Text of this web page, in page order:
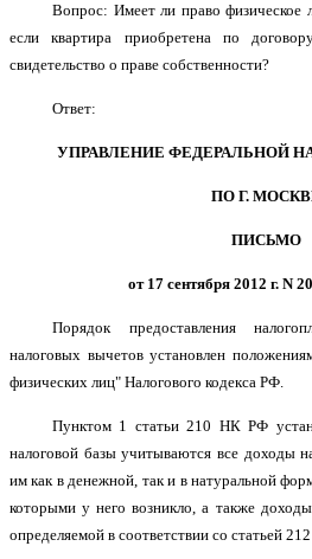
Вопрос: Имеет ли право физическое
если квартира приобретена по
свидетельство о праве собственности?
Ответ:
УПРАВЛЕНИЕ ФЕДЕРАЛЬНОЙ
ПО Г.
ПИСЬМО
от 17 сентября 2012 г. N
Порядок предоставления
налоговых вычетов установлен
физических лиц" Налогового кодекса РФ.
Пунктом 1 статьи 210 НК РФ
налоговой базы учитываются все доходы
им как в денежной, так и в натуральной
которыми у него возникло, а также
определяемой в соответствии со статьей